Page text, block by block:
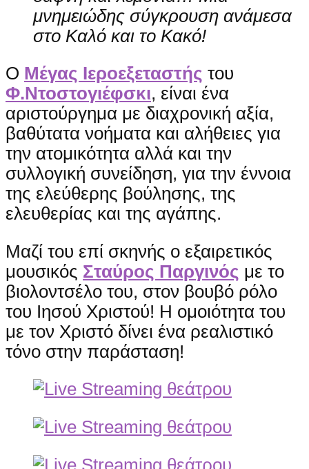
μνημειώδης σύγκρουση ανάμεσα
στο Καλό και το Κακό!
Ο Μέγας Ιεροεξεταστής του
Φ.Ντοστογιέφσκι, είναι ένα
αριστούργημα με διαχρονική αξία,
βαθύτατα νοήματα και αλήθειες για
την ατομικότητα αλλά και την
συλλογική συνείδηση, για την έννοια
της ελεύθερης βούλησης, της
ελευθερίας και της αγάπης.
Μαζί του επί σκηνής ο εξαιρετικός
μουσικός Σταύρος Παργινός με το
βιολοντσέλο του, στον βουβό ρόλο
του Ιησού Χριστού! Η ομοιότητα του
με τον Χριστό δίνει ένα ρεαλιστικό
τόνο στην παράσταση!